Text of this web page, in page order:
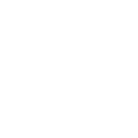
região valorizada do